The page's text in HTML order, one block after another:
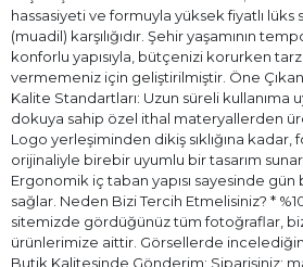
hassasiyeti ve formuyla yüksek fiyatlı
(muadil) karşılığıdır. Şehir yaşamının
konforlu yapısıyla, bütçenizi korurken
vermemeniz için geliştirilmiştir. Öne
Kalite Standartları: Uzun süreli kullanıma
dokuya sahip özel ithal materyallerden
Logo yerleşiminden dikiş sıklığına kadar,
orijinaliyle birebir uyumlu bir tasarım
Ergonomik iç taban yapısı sayesinde gün
sağlar. Neden Bizi Tercih Etmelisiniz? *
sitemizde gördüğünüz tüm fotoğraflar,
ürünlerimize aittir. Görsellerde
Butik Kalitesinde Gönderim: Siparişiniz;